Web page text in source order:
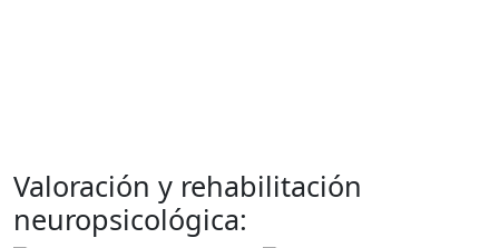
Valoración y rehabilitación
neuropsicológica: